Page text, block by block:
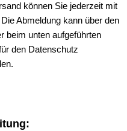
können Sie jederzeit mit
Abmeldung kann über den
beim unten aufgeführten
den Datenschutz